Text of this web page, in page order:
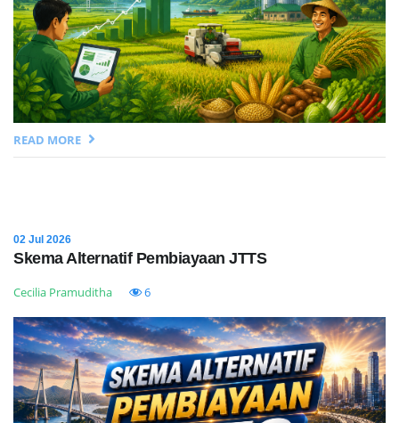
READ MORE
02 Jul 2026
Skema Alternatif Pembiayaan JTTS
Cecilia Pramuditha 6